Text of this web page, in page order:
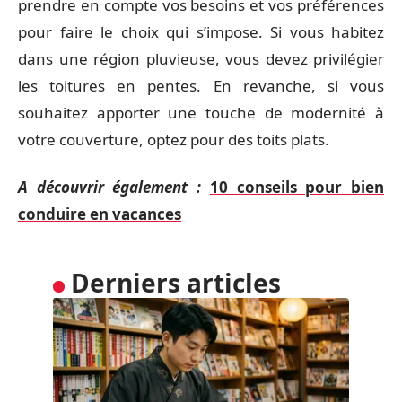
prendre en compte vos besoins et vos préférences
pour faire le choix qui s’impose. Si vous habitez
dans une région pluvieuse, vous devez privilégier
les toitures en pentes. En revanche, si vous
souhaitez apporter une touche de modernité à
votre couverture, optez pour des toits plats.
A découvrir également : 10 conseils pour bien
conduire en vacances
Derniers articles